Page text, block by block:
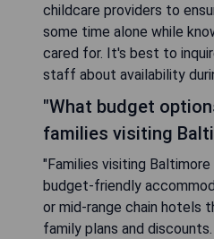
childcare providers to
some time alone while
cared for. It's best to
staff about availability
"What budget
families visiting
"Families visiting Baltimore
budget-friendly
or mid-range chain hotels
family plans and